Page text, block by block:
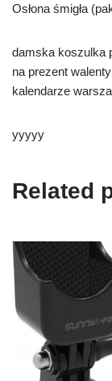
Osłona śmigła
damska koszulka
na prezent
kalendarze
yyyyy
Related